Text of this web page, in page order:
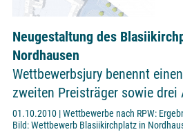
Neugestaltung des
Nordhausen
Wettbewerbsjury benennt
zweiten Preisträger sowie drei
01.10.2010 | Wettbewerbe nach RPW:
Bild: Wettbewerb Blasiikirchplatz in